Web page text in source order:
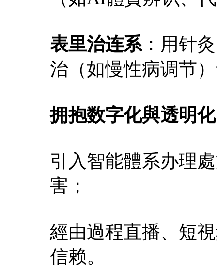
表里治连系：用针
治（如慢性病调节
拥抱数字化與透明化
引入智能體系办理
害；
經由過程直播、短
信赖。